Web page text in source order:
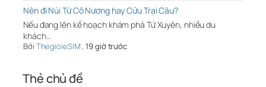
Nên đi Núi Tứ Cô Nương hay Cửu Trại Câu?
Nếu đang lên kế hoạch khám phá Tứ Xuyên, nhiều du
khách…
Bởi ThegioieSIM,19 giờ trước
Thẻ chủ đề